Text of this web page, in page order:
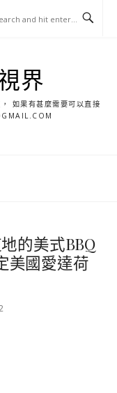
界
如果有甚麼需要可以直接
的美式BBQ
美國愛達荷